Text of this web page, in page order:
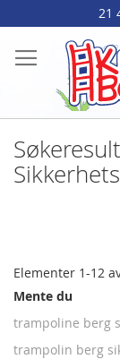
til
innhold
21
Elementer 1-12
Mente du
trampoline berg
trampolin berg